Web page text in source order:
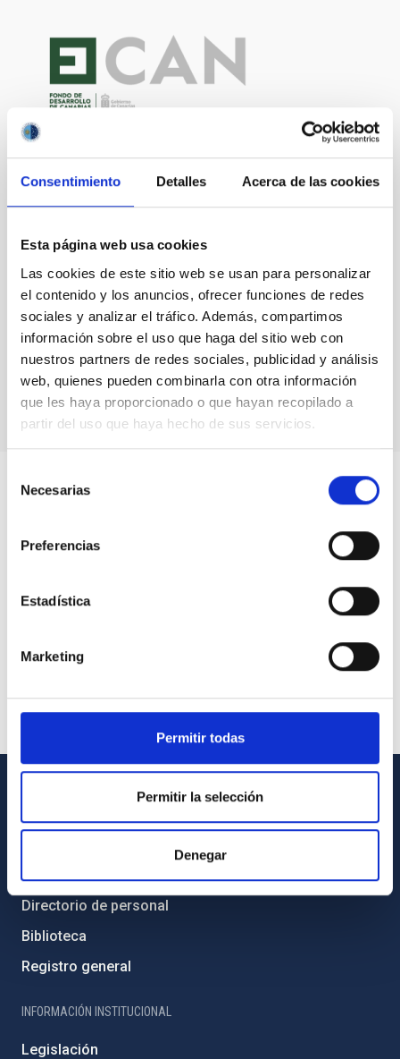
Consentimiento Detalles Acerca de las cookies
Esta página web usa cookies
Las cookies de este sitio web se usan para personalizar
el contenido y los anuncios, ofrecer funciones de redes
sociales y analizar el tráfico. Además, compartimos
información sobre el uso que haga del sitio web con
nuestros partners de redes sociales, publicidad y análisis
web, quienes pueden combinarla con otra información
que les haya proporcionado o que hayan recopilado a
partir del uso que haya hecho de sus servicios.
Necesarias
Preferencias
Estadística
Marketing
Permitir todas
Permitir la selección
Denegar
INFORMACIÓN GENERAL
Cómo llegar al IAC
Directorio de personal
Biblioteca
Registro general
INFORMACIÓN INSTITUCIONAL
Legislación